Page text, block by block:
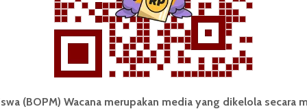
(BOPM) Wacana merupakan media yang dikelola secara